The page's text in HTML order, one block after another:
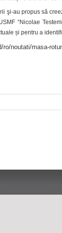
şi-au propus să
“Nicolae
și pentru a
ro/noutati/masa-